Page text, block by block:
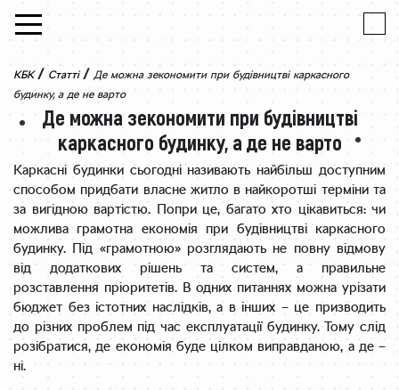
Skip to content
КБК / Статті / Де можна зекономити при будівництві каркасного
будинку, а де не варто
Де можна зекономити при будівництві
каркасного будинку, а де не варто
Каркасні будинки сьогодні називають найбільш доступним
способом придбати власне житло в найкоротші терміни та
за вигідною вартістю. Попри це, багато хто цікавиться: чи
можлива грамотна економія при будівництві каркасного
будинку. Під «грамотною» розглядають не повну відмову
від додаткових рішень та систем, а правильне
розставлення пріоритетів. В одних питаннях можна урізати
бюджет без істотних наслідків, а в інших – це призводить
до різних проблем під час експлуатації будинку. Тому слід
розібратися, де економія буде цілком виправданою, а де –
ні.